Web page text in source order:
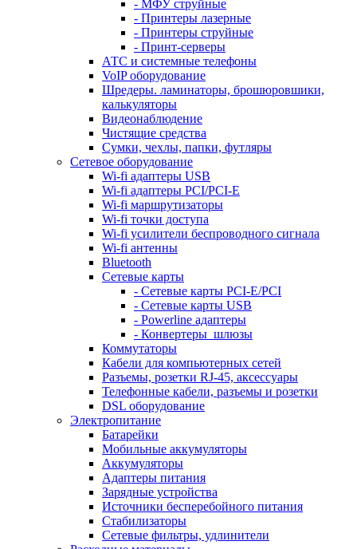
- МФУ струйные
- Принтеры лазерные
- Принтеры струйные
- Принт-серверы
АТС и системные телефоны
VoIP оборудование
Шредеры. ламинаторы, брошюровшики,
калькуляторы
Видеонаблюдение
Чистящие средства
Сумки, чехлы, папки, футляры
Сетевое оборудование
Wi-fi адаптеры USB
Wi-fi адаптеры PCI/PCI-E
Wi-fi маршрутизаторы
Wi-fi точки доступа
Wi-fi усилители беспроводного сигнала
Wi-fi антенны
Bluetooth
Сетевые карты
- Сетевые карты PCI-E/PCI
- Сетевые карты USB
- Powerline адаптеры
- Конвертеры_шлюзы
Коммутаторы
Кабели для компьютерных сетей
Разъемы, розетки RJ-45, аксессуары
Телефонные кабели, разъемы и розетки
DSL оборудование
Электропитание
Батарейки
Мобильные аккумуляторы
Аккумуляторы
Адаптеры питания
Зарядные устройства
Источники бесперебойного питания
Стабилизаторы
Сетевые фильтры, удлинители